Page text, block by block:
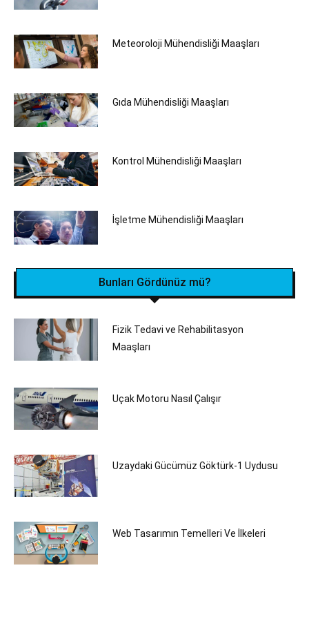
Meteoroloji Mühendisliği Maaşları
Gıda Mühendisliği Maaşları
Kontrol Mühendisliği Maaşları
İşletme Mühendisliği Maaşları
Bunları Gördünüz mü?
Fizik Tedavi ve Rehabilitasyon
Maaşları
Uçak Motoru Nasıl Çalışır
Uzaydaki Gücümüz Göktürk-1 Uydusu
Web Tasarımın Temelleri Ve İlkeleri